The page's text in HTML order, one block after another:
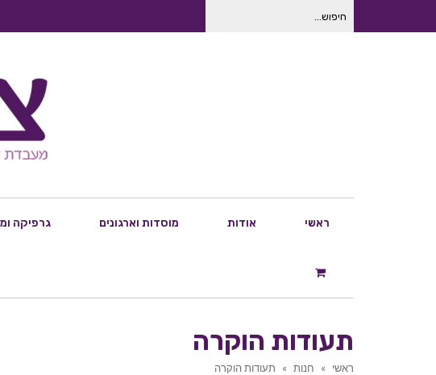
חיפוש
ראשי אודות מוסדות וארגונים גרפיקה
תעודות הוקרה
ראשי » חנות » תעודות הוקרה